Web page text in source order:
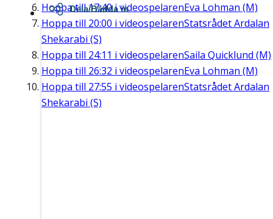
Hoppa till17:40i videospelarenEva Lohman (M)
Hoppa till 20:00 i videospelarenStatsrådet Ardalan
Shekarabi (S)
Hoppa till 24:11 i videospelarenSaila Quicklund (M)
Hoppa till 26:32 i videospelarenEva Lohman (M)
Hoppa till 27:55 i videospelarenStatsrådet Ardalan
Shekarabi (S)
Dela/Bädda in